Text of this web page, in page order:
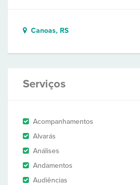
Canoas, RS
Serviços
Acompanhamentos
Alvarás
Análises
Andamentos
Audiências